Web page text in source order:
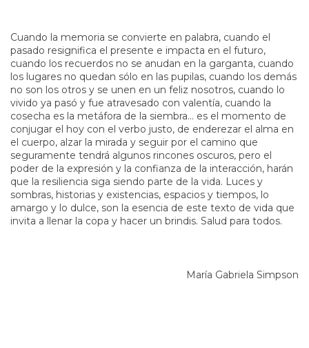
Cuando la memoria se convierte en palabra, cuando el
pasado resignifica el presente e impacta en el futuro,
cuando los recuerdos no se anudan en la garganta, cuando
los lugares no quedan sólo en las pupilas, cuando los demás
no son los otros y se unen en un feliz nosotros, cuando lo
vivido ya pasó y fue atravesado con valentía, cuando la
cosecha es la metáfora de la siembra... es el momento de
conjugar el hoy con el verbo justo, de enderezar el alma en
el cuerpo, alzar la mirada y seguir por el camino que
seguramente tendrá algunos rincones oscuros, pero el
poder de la expresión y la confianza de la interacción, harán
que la resiliencia siga siendo parte de la vida. Luces y
sombras, historias y existencias, espacios y tiempos, lo
amargo y lo dulce, son la esencia de este texto de vida que
invita a llenar la copa y hacer un brindis. Salud para todos.
María Gabriela Simpson